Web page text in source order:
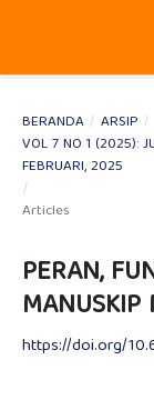
BERANDA / ARSIP /
VOL 7 NO 1 (2025):
FEBRUARI, 2025
/
Articles
PERAN,
https://doi.org/